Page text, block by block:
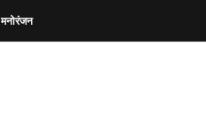
मनोरंजन